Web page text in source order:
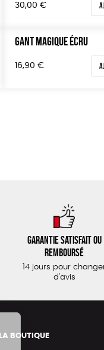
150 € - 200 €
30,00 €
GANT MAGIQUE ÉCRU
16,90 €
Garantie satisfait ou
remboursé
14 jours pour
d'avis
LA BOUTIQUE